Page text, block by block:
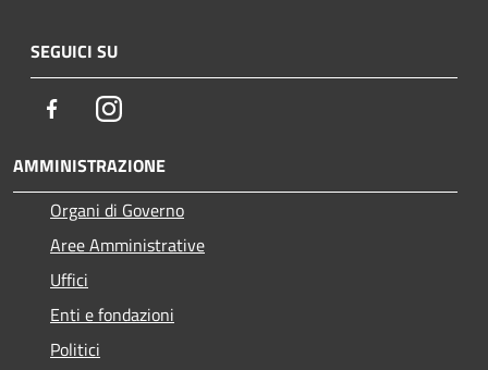
SEGUICI SU
FacebookInstagram
AMMINISTRAZIONE
Organi di Governo
Aree Amministrative
Uffici
Enti e fondazioni
Politici